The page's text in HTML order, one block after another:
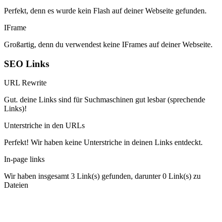
Perfekt, denn es wurde kein Flash auf deiner Webseite gefunden.
IFrame
Großartig, denn du verwendest keine IFrames auf deiner Webseite.
SEO Links
URL Rewrite
Gut. deine Links sind für Suchmaschinen gut lesbar (sprechende
Links)!
Unterstriche in den URLs
Perfekt! Wir haben keine Unterstriche in deinen Links entdeckt.
In-page links
Wir haben insgesamt 3 Link(s) gefunden, darunter 0 Link(s) zu
Dateien